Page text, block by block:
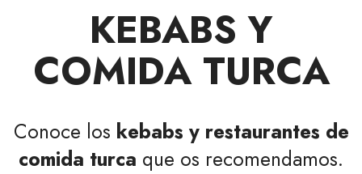
KEBABS Y
COMIDA TURCA
Conoce los kebabs y restaurantes de
comida turca que os recomendamos.